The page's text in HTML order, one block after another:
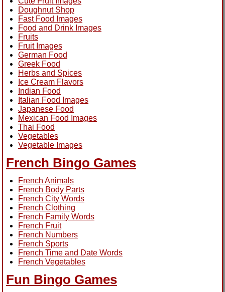
Doughnut Shop
Fast Food Images
Food and Drink Images
Fruits
Fruit Images
German Food
Greek Food
Herbs and Spices
Ice Cream Flavors
Indian Food
Italian Food Images
Japanese Food
Mexican Food Images
Thai Food
Vegetables
Vegetable Images
French Bingo Games
French Animals
French Body Parts
French City Words
French Clothing
French Family Words
French Fruit
French Numbers
French Sports
French Time and Date Words
French Vegetables
Fun Bingo Games